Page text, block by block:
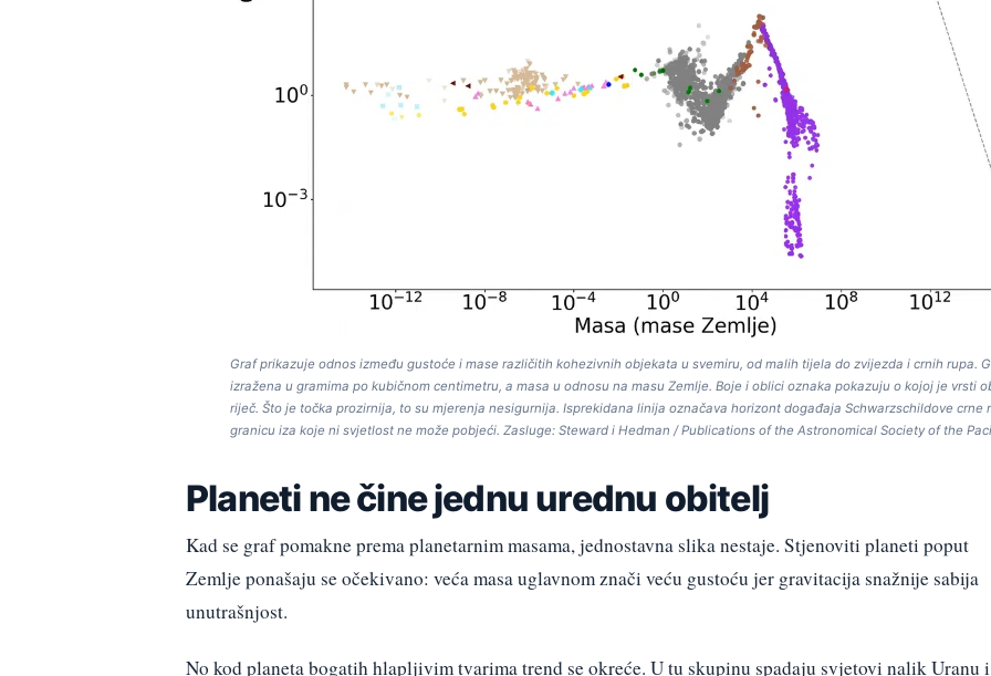
Graf prikazuje odnos između gustoće i mase različitih kohezivnih objekata u svemiru, od malih tijela do zvijezda i crnih rupa.
izražena u gramima po kubičnom centimetru, a masa u odnosu na masu Zemlje. Boje i oblici oznaka pokazuju o kojoj je vrsti
riječ. Što je točka prozirnija, to su mjerenja nesigurnija. Isprekidana linija označava horizont događaja Schwarzschildove crne
granicu iza koje ni svjetlost ne može pobjeći. Zasluge: Steward i Hedman / Publications of the Astronomical Society of the
Planeti ne čine jednu urednu obitelj
Kad se graf pomakne prema planetarnim masama, jednostavna slika nestaje. Stjenoviti planeti poput
Zemlje ponašaju se očekivano: veća masa uglavnom znači veću gustoću jer gravitacija snažnije sabija
unutrašnjost.
No kod planeta bogatih hlapljivim tvarima trend se okreće. U tu skupinu spadaju svjetovi nalik Uranu i